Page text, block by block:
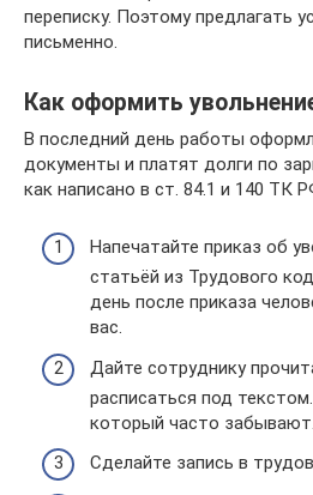
переписку. Поэтому предлагать
письменно.
Как оформить
В последний день работы
документы и платят долги по
как написано в ст. 84.1 и 140 ТК
Напечатайте приказ об
статьёй из Трудового
день после приказа
вас.
Дайте сотруднику
расписаться под
который часто забывают.
Сделайте запись в